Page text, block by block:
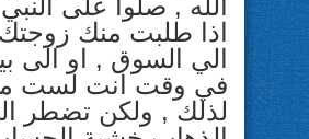
اذا طلبت منك
الي السوق , او الى
في وقت انت لست
لذلك , ولكن تضطر